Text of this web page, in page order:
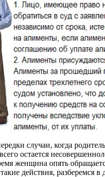
случаи, когда
остается
женщина опять
действия, разберемся в